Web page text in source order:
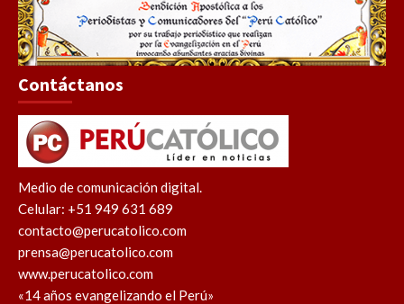
Contáctanos
Medio de comunicación digital.
Celular: +51 949 631 689
contacto@perucatolico.com
prensa@perucatolico.com
www.perucatolico.com
«14 años evangelizando el Perú»